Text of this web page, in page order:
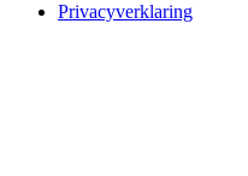
Privacyverklaring